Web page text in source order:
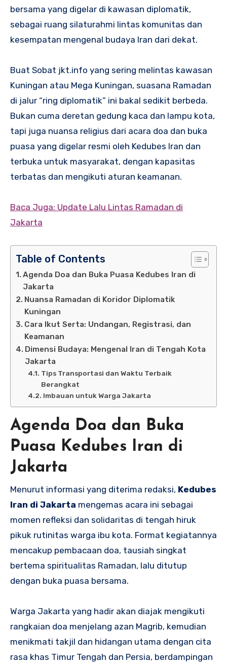
bersama yang digelar di kawasan diplomatik,
sebagai ruang silaturahmi lintas komunitas dan
kesempatan mengenal budaya Iran dari dekat.
Buat Sobat jkt.info yang sering melintas kawasan
Kuningan atau Mega Kuningan, suasana Ramadan
di jalur “ring diplomatik” ini bakal sedikit berbeda.
Bukan cuma deretan gedung kaca dan lampu kota,
tapi juga nuansa religius dari acara doa dan buka
puasa yang digelar resmi oleh Kedubes Iran dan
terbuka untuk masyarakat, dengan kapasitas
terbatas dan mengikuti aturan keamanan.
Baca Juga: Update Lalu Lintas Ramadan di
Jakarta
Table of Contents
Agenda Doa dan Buka Puasa Kedubes Iran di
Jakarta
Nuansa Ramadan di Koridor Diplomatik
Kuningan
Cara Ikut Serta: Undangan, Registrasi, dan
Keamanan
Dimensi Budaya: Mengenal Iran di Tengah Kota
Jakarta
Tips Transportasi dan Waktu Terbaik
Berangkat
Imbauan untuk Warga Jakarta
Agenda Doa dan Buka
Puasa Kedubes Iran di
Jakarta
Menurut informasi yang diterima redaksi, Kedubes
Iran di Jakarta mengemas acara ini sebagai
momen refleksi dan solidaritas di tengah hiruk
pikuk rutinitas warga ibu kota. Format kegiatannya
mencakup pembacaan doa, tausiah singkat
bertema spiritualitas Ramadan, lalu ditutup
dengan buka puasa bersama.
Warga Jakarta yang hadir akan diajak mengikuti
rangkaian doa menjelang azan Magrib, kemudian
menikmati takjil dan hidangan utama dengan cita
rasa khas Timur Tengah dan Persia, berdampingan